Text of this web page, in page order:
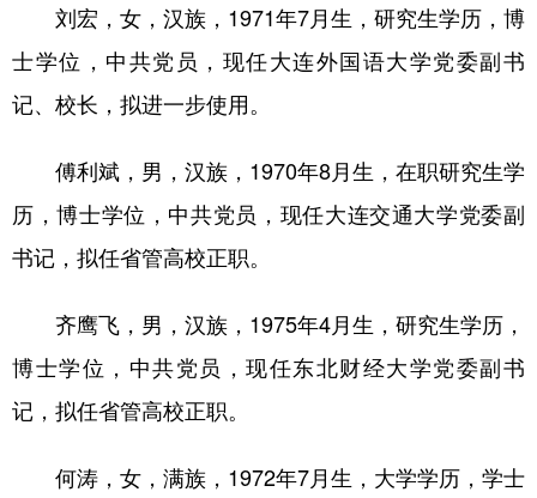
新疆 内蒙古 黑龙江
多语种频道
English Español Français عربى
Русский язык 日本語 한국어
Deutsch Português
刘宏，女，汉族，1971年7月生，研究生学历，博
士学位，中共党员，现任大连外国语大学党委副书
记、校长，拟进一步使用。
傅利斌，男，汉族，1970年8月生，在职研究生学
历，博士学位，中共党员，现任大连交通大学党委副
书记，拟任省管高校正职。
齐鹰飞，男，汉族，1975年4月生，研究生学历，
博士学位，中共党员，现任东北财经大学党委副书
记，拟任省管高校正职。
何涛，女，满族，1972年7月生，大学学历，学士